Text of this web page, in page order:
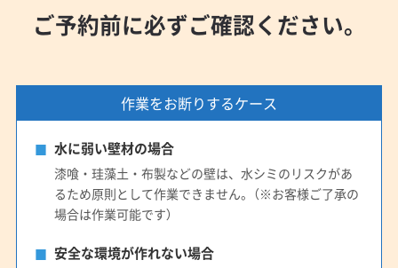
(広島県) 広島市西区
(広島県) 広島市中区
(広島県) 江田島市
(広島県) 三原市
(広島県) 三次市
(広島県) 山県郡安芸太田町
(広島県) 山県郡北広島町
(広島県) 世羅郡世羅町
(広島県) 大竹市
(広島県) 東広島市
(広島県) 廿日市市
(広島県) 尾道市
(広島県) 府中市
(広島県) 福山市
(愛知県) みよし市
(愛知県) 愛西市
ご予約前に必ずご確認ください。
作業をお断りするケース
水に弱い壁材の場合
漆喰・珪藻土・布製などの壁は、水シミのリスクがあ
るため原則として作業できません。（※お客様ご了承の
場合は作業可能です）
安全な環境が作れない場合